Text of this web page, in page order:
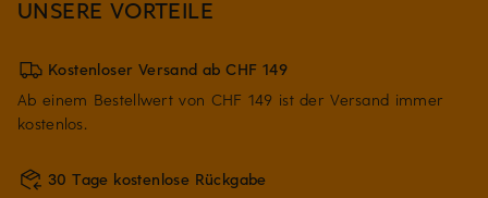
UNSERE VORTEILE
Kostenloser Versand ab CHF 149
Ab einem Bestellwert von CHF 149 ist der Versand immer
kostenlos.
30 Tage kostenlose Rückgabe